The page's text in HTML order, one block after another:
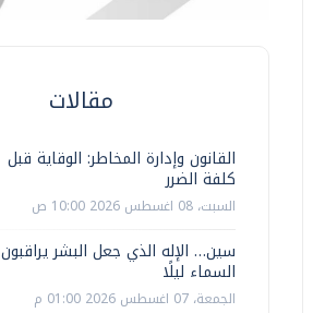
مقالات
القانون وإدارة المخاطر: الوقاية قبل
كلفة الضرر
السبت، 08 اغسطس 2026 10:00 ص
سين… الإله الذي جعل البشر يراقبون
السماء ليلًا
الجمعة، 07 اغسطس 2026 01:00 م